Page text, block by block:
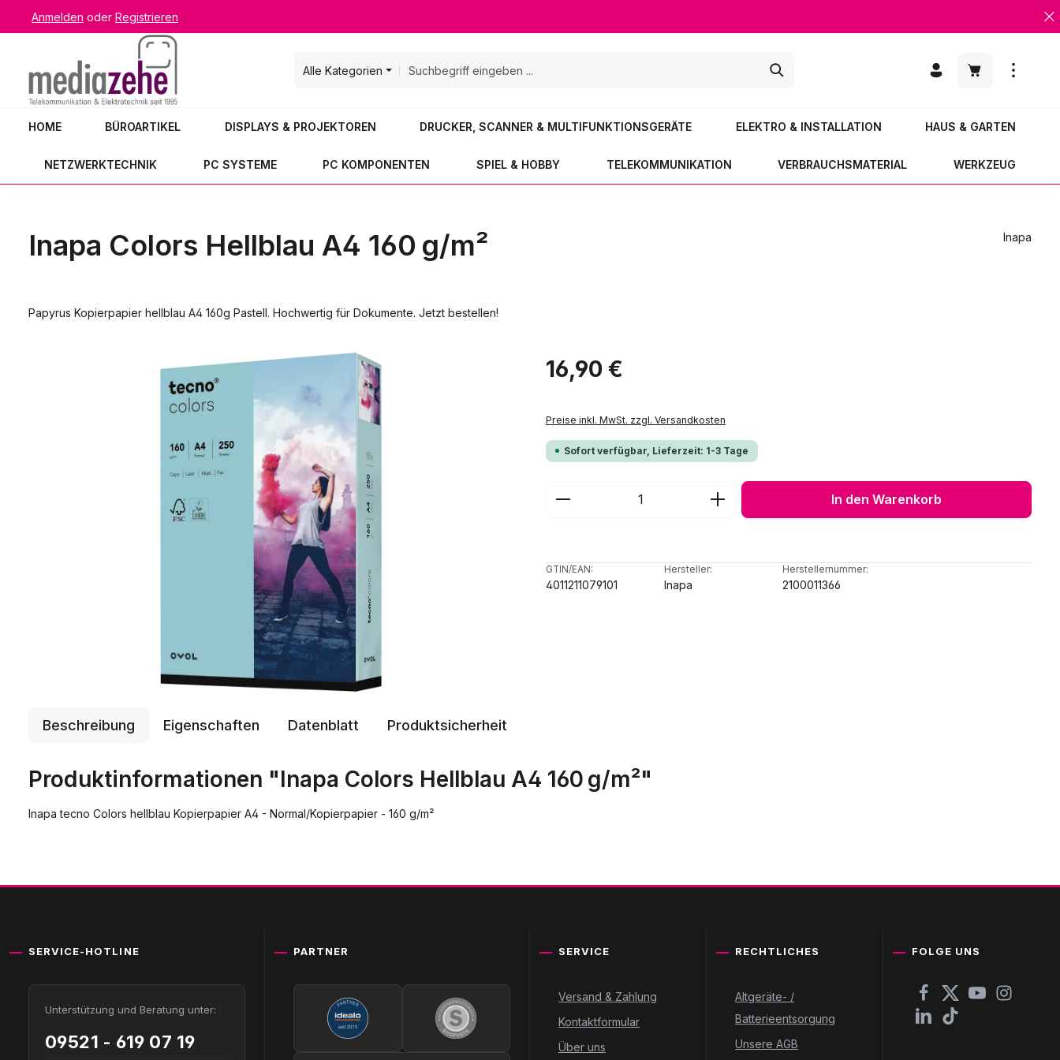
Hauptinhalt springen
Zur Suche springen
Zur Hauptnavigation springen
Anmelden oder Registrieren
Alle Kategorien
Warenkorb
HOME BÜROARTIKEL DISPLAYS & PROJEKTOREN DRUCKER, SCANNER & MULTIFUNKTIONSGERÄTE ELEKTRO & INSTALLATION HAUS & GARTEN
NETZWERKTECHNIK PC SYSTEME PC KOMPONENTEN SPIEL & HOBBY TELEKOMMUNIKATION VERBRAUCHSMATERIAL WERKZEUG
Inapa Colors Hellblau A4 160 g/m² Inapa
Papyrus Kopierpapier hellblau A4 160g Pastell. Hochwertig für Dokumente. Jetzt bestellen!
Regulärer Preis:
16,90 €
Preise inkl. MwSt. zzgl. Versandkosten
Sofort verfügbar, Lieferzeit: 1-3 Tage
Produkt Anzahl: Gib den gewünschten Wert ein oder
In den Warenkorb
GTIN/EAN:
4011211079101
Hersteller:
Inapa
Herstellernummer:
2100011366
Beschreibung Eigenschaften Datenblatt Produktsicherheit
Produktinformationen "Inapa Colors Hellblau A4 160 g/m²"
Inapa tecno Colors hellblau Kopierpapier A4 - Normal/Kopierpapier - 160 g/m²
SERVICE-HOTLINE
Unterstützung und Beratung unter:
09521 - 619 07 19
PARTNER SERVICE
Versand & Zahlung
Kontaktformular
Über uns
RECHTLICHES
Altgeräte- /
Batterieentsorgung
Unsere AGB
FOLGE UNS